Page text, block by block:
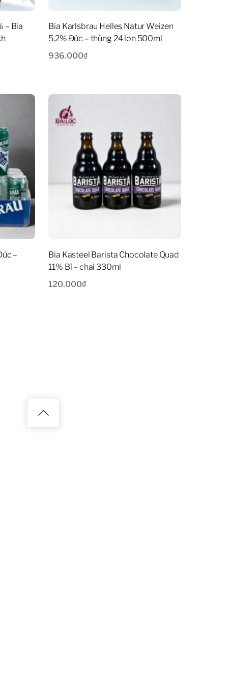
– Bia
Bia Karlsbrau Helles Natur Weizen
5,2% Đức – thùng 24 lon 500ml
936.000₫
–
Bia Kasteel Barista Chocolate Quad
11% Bỉ – chai 330ml
120.000₫
Back